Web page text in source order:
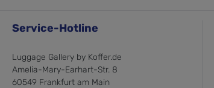
Service-Hotline
Luggage Gallery by Koffer.de
Amelia-Mary-Earhart-Str. 8
60549 Frankfurt am Main